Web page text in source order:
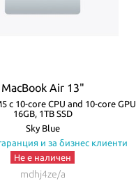
MacBook Air 13"
с 10-core CPU and 10-core GPU,
16GB, 1TB SSD
Sky Blue
и за бизнес клиенти
Не е наличен
mdhj4ze/a